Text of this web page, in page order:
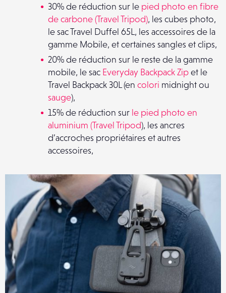
30% de réduction sur le pied photo en fibre
de carbone (Travel Tripod), les cubes photo,
le sac Travel Duffel 65L, les accessoires de la
gamme Mobile, et certaines sangles et clips,
20% de réduction sur le reste de la gamme
mobile, le sac Everyday Backpack Zipet le
Travel Backpack 30L (en colori midnight ou
sauge),
15% de réduction sur le pied photo en
aluminium (Travel Tripod), les ancres
d’accroches propriétaires et autres
accessoires,